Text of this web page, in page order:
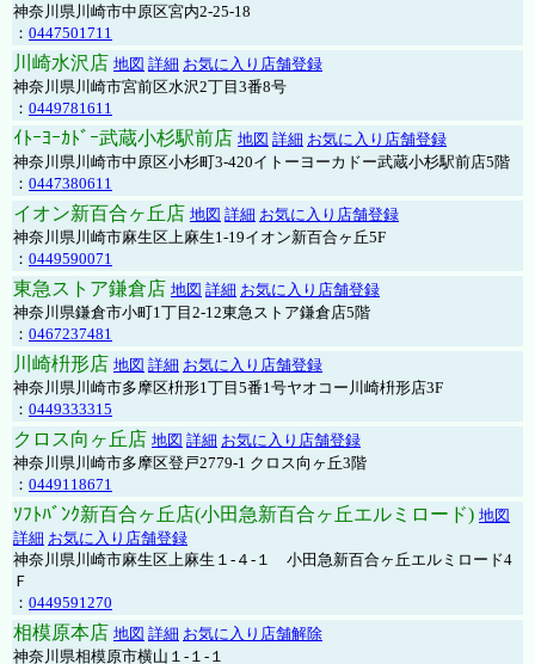
神奈川県川崎市中原区宮内2-25-18
： 0447501711
川崎水沢店 地図 詳細 お気に入り店舗登録
神奈川県川崎市宮前区水沢2丁目3番8号
： 0449781611
ｲﾄｰﾖｰｶﾄﾞｰ武蔵小杉駅前店 地図 詳細 お気に入り店舗登録
神奈川県川崎市中原区小杉町3-420イトーヨーカドー武蔵小杉駅前店5階
： 0447380611
イオン新百合ヶ丘店 地図 詳細 お気に入り店舗登録
神奈川県川崎市麻生区上麻生1-19イオン新百合ヶ丘5F
： 0449590071
東急ストア鎌倉店 地図 詳細 お気に入り店舗登録
神奈川県鎌倉市小町1丁目2-12東急ストア鎌倉店5階
： 0467237481
川崎枡形店 地図 詳細 お気に入り店舗登録
神奈川県川崎市多摩区枡形1丁目5番1号ヤオコー川崎枡形店3F
： 0449333315
クロス向ヶ丘店 地図 詳細 お気に入り店舗登録
神奈川県川崎市多摩区登戸2779-1 クロス向ヶ丘3階
： 0449118671
ｿﾌﾄﾊﾞﾝｸ新百合ヶ丘店(小田急新百合ヶ丘エルミロード) 地図
詳細 お気に入り店舗登録
神奈川県川崎市麻生区上麻生１-４-１ 小田急新百合ヶ丘エルミロード4
Ｆ
： 0449591270
相模原本店 地図 詳細 お気に入り店舗解除
神奈川県相模原市横山１-１-１